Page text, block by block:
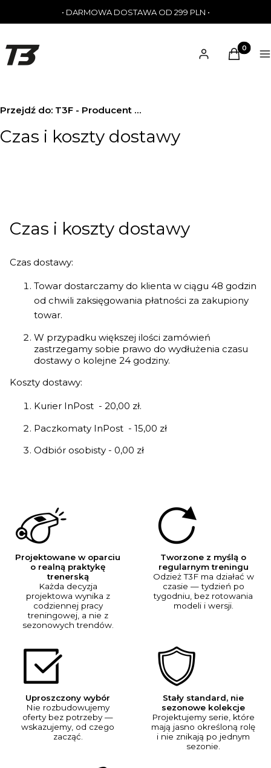
• DARMOWA DOSTAWA OD 299 PLN •
Zaloguj sięProdukty
Koszyk
Przejdź do: T3F - Producent odzieży sportowej
Czas i koszty dostawy
Czas i koszty dostawy
Czas dostawy:
Towar dostarczamy do klienta w ciągu 48 godzin
od chwili zaksięgowania płatności za zakupiony
towar.
W przypadku większej ilości zamówień
zastrzegamy sobie prawo do wydłużenia czasu
dostawy o kolejne 24 godziny.
Koszty dostawy:
Kurier InPost - 20,00 zł.
Paczkomaty InPost - 15,00 zł
Odbiór osobisty - 0,00 zł
Projektowane w oparciu
o realną praktykę
trenerską
Każda decyzja
projektowa wynika z
codziennej pracy
treningowej, a nie z
sezonowych trendów.
Tworzone z myślą o
regularnym treningu
Odzież T3F ma działać w
czasie — tydzień po
tygodniu, bez rotowania
modeli i wersji.
Uproszczony wybór
Nie rozbudowujemy
oferty bez potrzeby —
wskazujemy, od czego
zacząć.
Stały standard, nie
sezonowe kolekcje
Projektujemy serie, które
mają jasno określoną rolę
i nie znikają po jednym
sezonie.